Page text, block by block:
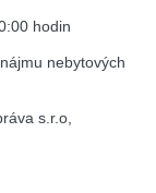
hodin
nebytových
s.r.o,